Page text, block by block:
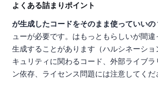
よくある詰まりポイント
Q: AIが生成したコードをそのまま使っていいの
ューが必要です。AIはもっともらしいが間
生成することがあります（ハルシネーショ
キュリティに関わるコード、外部ライブラ
ン依存、ライセンス問題には注意してくだ